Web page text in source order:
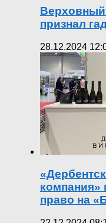
признал
28.12.2024
компания»
право на